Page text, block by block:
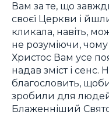
Вам за те, що
своєї Церкви і
кликала, навіть,
не розуміючи, чому
Христос Вам усе
надав зміст і сенс.
благословить,
зробили для
Блаженніший